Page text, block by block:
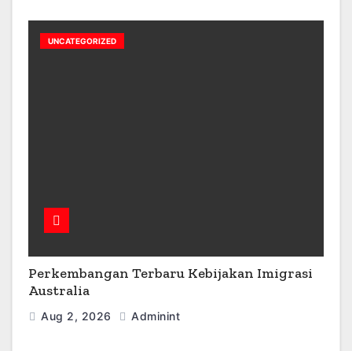
UNCATEGORIZED
Perkembangan Terbaru Kebijakan Imigrasi
Australia
Aug 2, 2026 Adminint